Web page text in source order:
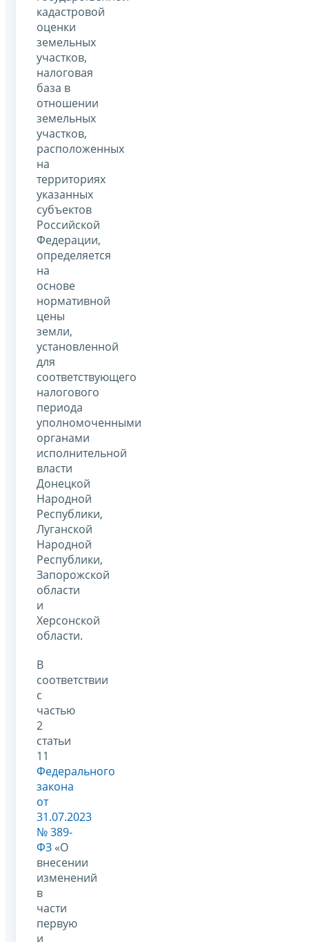
кадастровой
оценки
земельных
участков,
налоговая
база в
отношении
земельных
участков,
расположенных
на
территориях
указанных
субъектов
Российской
Федерации,
определяется
на
основе
нормативной
цены
земли,
установленной
для
соответствующего
налогового
периода
уполномоченными
органами
исполнительной
власти
Донецкой
Народной
Республики,
Луганской
Народной
Республики,
Запорожской
области
и
Херсонской
области.
В
соответствии
с
частью
2
статьи
11
Федерального
закона
от
31.07.2023
№ 389-
ФЗ «О
внесении
изменений
в
части
первую
и